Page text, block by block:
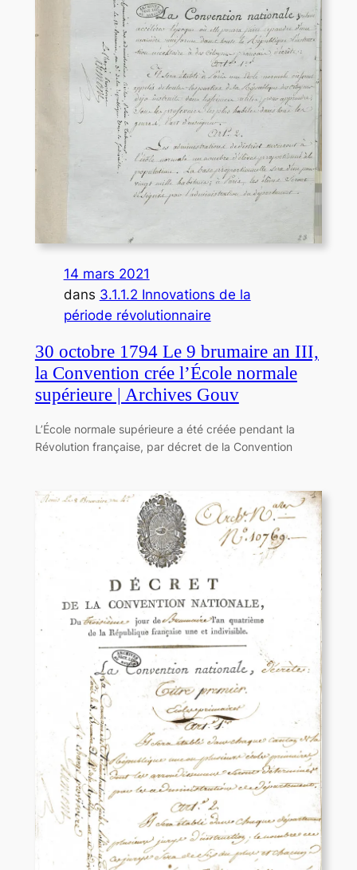
14 mars 2021
dans 3.1.1.2 Innovations de la
période révolutionnaire
30 octobre 1794 Le 9 brumaire an III,
la Convention crée l’École normale
supérieure | Archives Gouv
L’École normale supérieure a été créée pendant la
Révolution française, par décret de la Convention